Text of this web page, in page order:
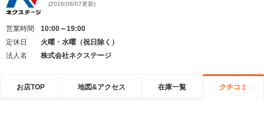
(2026/08/07更新)
営業時間
10:00～19:00
定休日
火曜・水曜（祝日除く）
法人名
株式会社ネクステージ
お店TOP 地図&アクセス 在庫一覧 クチコミ